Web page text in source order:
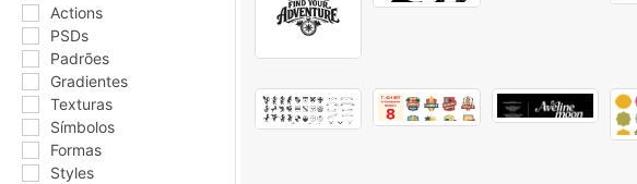
Actions
PSDs
Padrões
Gradientes
Texturas
Símbolos
Formas
Styles